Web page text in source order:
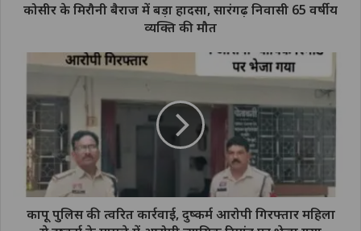
कोसीर के मिरौनी बैराज में बड़ा हादसा, सारंगढ़ निवासी 65 वर्षीय
व्यक्ति की मौत
कापू पुलिस की त्वरित कार्रवाई, दुष्कर्म आरोपी गिरफ्तार महिला